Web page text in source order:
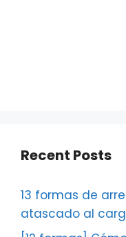
Recent Posts
13 formas de
atascado al